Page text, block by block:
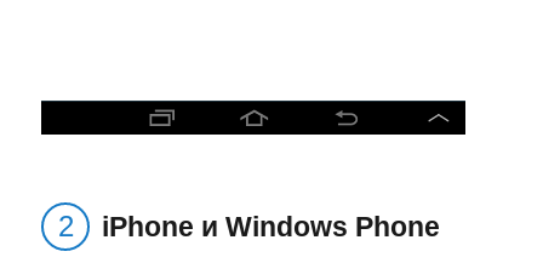
iPhone и Windows Phone